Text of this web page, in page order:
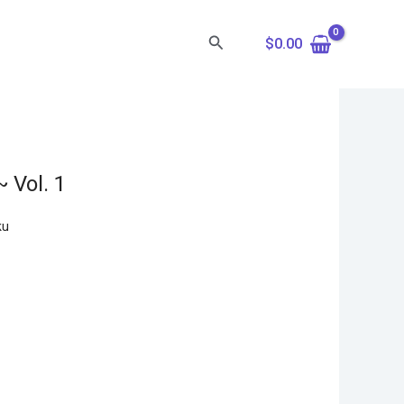
Search $0.00
Vol. 1